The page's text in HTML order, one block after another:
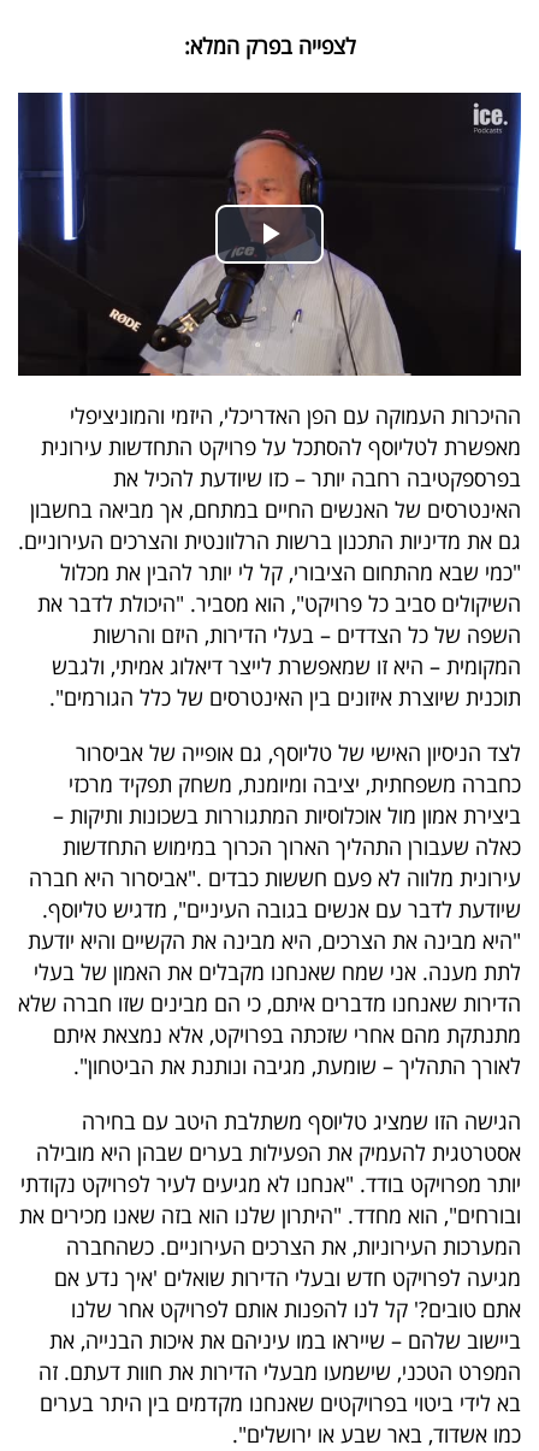
5
הכלכלי
פודקאסט
שיתופי
פעולה
דרושים
ניוזלטרים
מייל
אדום
פרסמו
באייס
עקבו
אחרינו:
לצפייה בפרק המלא:
ההיכרות העמוקה עם הפן האדריכלי, היזמי והמוניציפלי
מאפשרת לטליוסף להסתכל על פרויקט התחדשות עירונית
בפרספקטיבה רחבה יותר – כזו שיודעת להכיל את
האינטרסים של האנשים החיים במתחם, אך מביאה בחשבון
גם את מדיניות התכנון ברשות הרלוונטית והצרכים העירוניים.
"כמי שבא מהתחום הציבורי, קל לי יותר להבין את מכלול
השיקולים סביב כל פרויקט", הוא מסביר. "היכולת לדבר את
השפה של כל הצדדים – בעלי הדירות, היזם והרשות
המקומית – היא זו שמאפשרת לייצר דיאלוג אמיתי, ולגבש
תוכנית שיוצרת איזונים בין האינטרסים של כלל הגורמים".
לצד הניסיון האישי של טליוסף, גם אופייה של אביסרור
כחברה משפחתית, יציבה ומיומנת, משחק תפקיד מרכזי
ביצירת אמון מול אוכלוסיות המתגוררות בשכונות ותיקות –
כאלה שעבורן התהליך הארוך הכרוך במימוש התחדשות
עירונית מלווה לא פעם חששות כבדים ."אביסרור היא חברה
שיודעת לדבר עם אנשים בגובה העיניים", מדגיש טליוסף.
"היא מבינה את הצרכים, היא מבינה את הקשיים והיא יודעת
לתת מענה. אני שמח שאנחנו מקבלים את האמון של בעלי
הדירות שאנחנו מדברים איתם, כי הם מבינים שזו חברה שלא
מתנתקת מהם אחרי שזכתה בפרויקט, אלא נמצאת איתם
לאורך התהליך – שומעת, מגיבה ונותנת את הביטחון".
הגישה הזו שמציג טליוסף משתלבת היטב עם בחירה
אסטרטגית להעמיק את הפעילות בערים שבהן היא מובילה
יותר מפרויקט בודד. "אנחנו לא מגיעים לעיר לפרויקט נקודתי
ובורחים", הוא מחדד. "היתרון שלנו הוא בזה שאנו מכירים את
המערכות העירוניות, את הצרכים העירוניים. כשהחברה
מגיעה לפרויקט חדש ובעלי הדירות שואלים 'איך נדע אם
אתם טובים?' קל לנו להפנות אותם לפרויקט אחר שלנו
ביישוב שלהם – שייראו במו עיניהם את איכות הבנייה, את
המפרט הטכני, שישמעו מבעלי הדירות את חוות דעתם. זה
בא לידי ביטוי בפרויקטים שאנחנו מקדמים בין היתר בערים
כמו אשדוד, באר שבע או ירושלים".